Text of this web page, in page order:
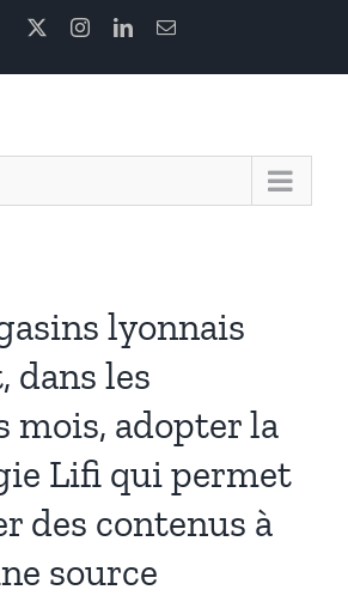
Facebook InstagramLinkedInEmail
lyonnais
dans les
mois, adopter la
Lifi qui permet
des contenus à
source